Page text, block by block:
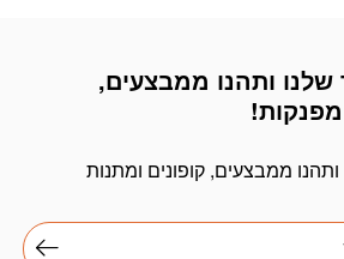
שלנו ותהנו ממבצעים,
מפנקות!
ותהנו ממבצעים, קופונים ומתנות